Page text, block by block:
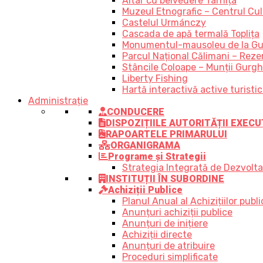
Muzeul Etnografic – Centrul
Castelul Urmánczy
Cascada de apă termală Toplița
Monumentul-mausoleu de la
Parcul Național Călimani –
Stâncile Coloape – Munții
Liberty Fishing
Hartă interactivă active
Administrație
CONDUCERE
DISPOZIȚIILE AUTORITĂȚII
RAPOARTELE PRIMARULUI
ORGANIGRAMA
Programe și Strategii
Strategia Integrată de
INSTITUȚII ÎN SUBORDINE
Achiziții Publice
Planul Anual al Achizițiilor
Anunțuri achiziții publice
Anunțuri de inițiere
Achiziții directe
Anunțuri de atribuire
Proceduri simplificate